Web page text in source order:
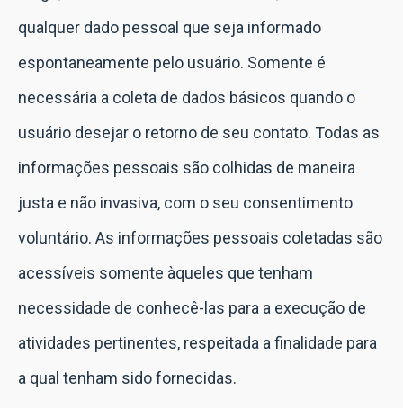
qualquer dado pessoal que seja informado
espontaneamente pelo usuário. Somente é
necessária a coleta de dados básicos quando o
usuário desejar o retorno de seu contato. Todas as
informações pessoais são colhidas de maneira
justa e não invasiva, com o seu consentimento
voluntário. As informações pessoais coletadas são
acessíveis somente àqueles que tenham
necessidade de conhecê-las para a execução de
atividades pertinentes, respeitada a finalidade para
a qual tenham sido fornecidas.